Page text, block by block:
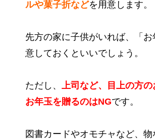
ルや菓子折などを用意します。
先方の家に子供がいれば、「お
意しておくといいでしょう。
ただし、 上司など、目上の方の
お年玉を贈るのはNGです。
図書カードやオモチャなど、物